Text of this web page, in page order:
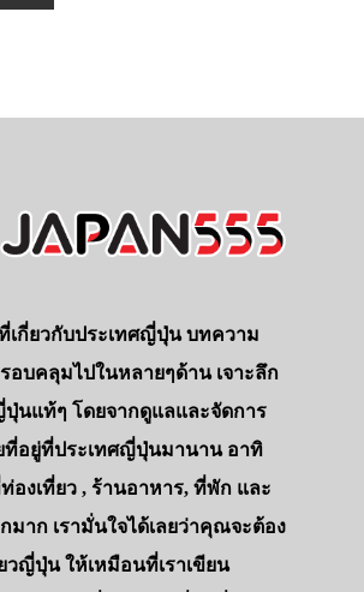
เกี่ยวกับประเทศญี่ปุ่น บทความ
อบคลุมไปในหลายๆด้าน เจาะลึก
ปุ่นแท้ๆ โดยจากดูแลและจัดการ
ที่อยู่ที่ประเทศญี่ปุ่นมานาน อาทิ
องเที่ยว , ร้านอาหาร, ที่พัก และ
มาก เรามั่นใจได้เลยว่าคุณจะต้อง
วญี่ปุ่น ให้เหมือนที่เราเขียน